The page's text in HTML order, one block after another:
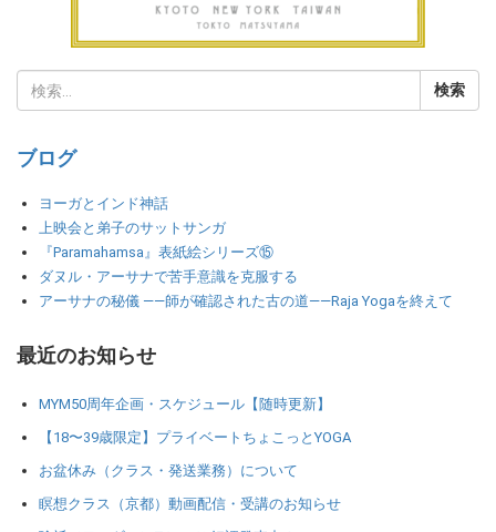
ブログ
ヨーガとインド神話
上映会と弟子のサットサンガ
『Paramahamsa』表紙絵シリーズ⑮
ダヌル・アーサナで苦手意識を克服する
アーサナの秘儀 ――師が確認された古の道――Raja Yogaを終えて
最近のお知らせ
MYM50周年企画・スケジュール【随時更新】
【18〜39歳限定】プライベートちょこっとYOGA
お盆休み（クラス・発送業務）について
瞑想クラス（京都）動画配信・受講のお知らせ